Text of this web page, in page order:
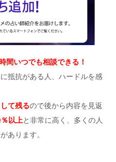
間いつでも相談できる！
抵抗がある人、ハードルを感
て残るので後から内容を見返
以上と非常に高く、多くの人
あります。